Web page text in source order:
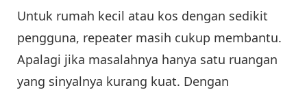
Untuk rumah kecil atau kos dengan sedikit
pengguna, repeater masih cukup membantu.
Apalagi jika masalahnya hanya satu ruangan
yang sinyalnya kurang kuat. Dengan